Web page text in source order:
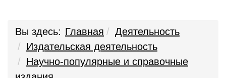
Вы здесь: Главная
Деятельность
Издательская деятельность
Научно-популярные и справочные